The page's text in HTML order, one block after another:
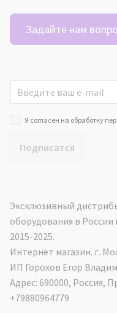
Задайте нам
Я согласен на обработку
Подписатся
Эксклюзивный
оборудования в России
2015-2025.
Интернет магазин. г.
ИП Горохов Егор
Адрес: 690000, Россия,
+79880964779